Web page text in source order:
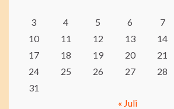
3
4 5 6 7
10
11 12 13 14
17
18 19 20 21
24
25 26 27 28
31
« Juli